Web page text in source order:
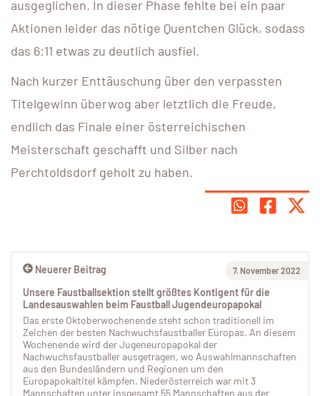
ausgeglichen. In dieser Phase fehlte bei ein paar
Aktionen leider das nötige Quentchen Glück, sodass
das 6:11 etwas zu deutlich ausfiel.
Nach kurzer Enttäuschung über den verpassten
Titelgewinn überwog aber letztlich die Freude,
endlich das Finale einer österreichischen
Meisterschaft geschafft und Silber nach
Perchtoldsdorf geholt zu haben.
Neuerer Beitrag 7. November 2022
Unsere Faustballsektion stellt größtes Kontigent für die
Landesauswahlen beim Faustball Jugendeuropapokal
Das erste Oktoberwochenende steht schon traditionell im
Zeichen der besten Nachwuchsfaustballer Europas. An diesem
Wochenende wird der Jugeneuropapokal der
Nachwuchsfaustballer ausgetragen, wo Auswahlmannschaften
aus den Bundesländern und Regionen um den
Europapokaltitel kämpfen. Niederösterreich war mit 3
Mannschaften unter insgesamt 55 Mannschaften aus der